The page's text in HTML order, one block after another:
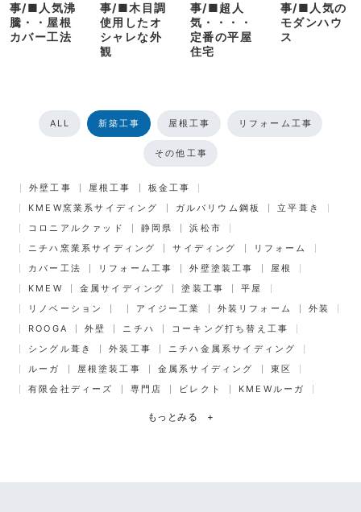
事/■人気沸
騰・・屋根
カバー工法
事/■木目調
使用したオ
シャレな外
観
事/■超人
気・・・・
定番の平屋
住宅
事/■人気の
モダンハウ
ス
ALL 新築工事 屋根工事 リフォーム工事
その他工事
外壁工事 屋根工事
板金工事
KMEW窯業系サイディング
ガルバリウム鋼板
立平葺き
コロニアルクァッド
静岡県
浜松市
ニチハ窯業系サイディング
サイディング
リフォーム
カバー工法
リフォーム工事 外壁塗装工事
屋根
KMEW
金属サイディング 塗装工事
平屋
リノベーション
アイジー工業 外装リフォーム
外装
ROOGA
外壁 ニチハ
コーキング打ち替え工事
シングル葺き
外装工事
ニチハ金属系サイディング
ルーガ
屋根塗装工事 金属系サイディング
東区
有限会社ディーズ
専門店 ビレクト KMEWルーガ
もっとみる +